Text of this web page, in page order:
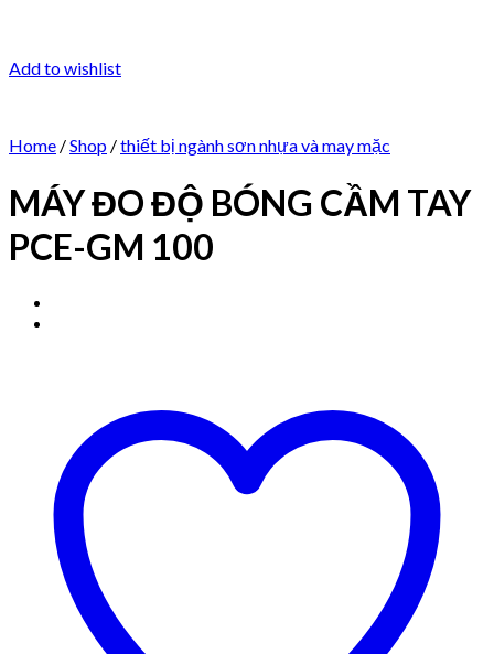
Add to wishlist
Home /Shop /thiết bị ngành sơn nhựa và may mặc
MÁY ĐO ĐỘ BÓNG CẦM TAY
PCE-GM 100